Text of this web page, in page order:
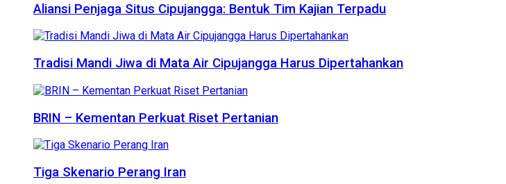
Aliansi Penjaga Situs Cipujangga: Bentuk Tim Kajian Terpadu
Tradisi Mandi Jiwa di Mata Air Cipujangga Harus Dipertahankan
BRIN – Kementan Perkuat Riset Pertanian
Tiga Skenario Perang Iran